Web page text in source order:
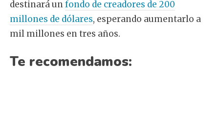
destinará unfondo de creadores de 200
millones de dólares, esperando aumentarlo a
mil millones en tres años.
Te recomendamos: